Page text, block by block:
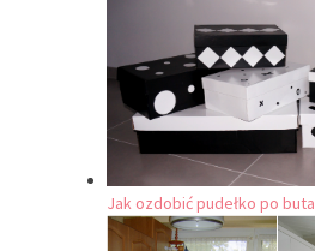
Jak ozdobić pudełko po